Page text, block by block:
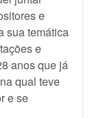
e
sua temática
e
anos que já
qual teve
e se